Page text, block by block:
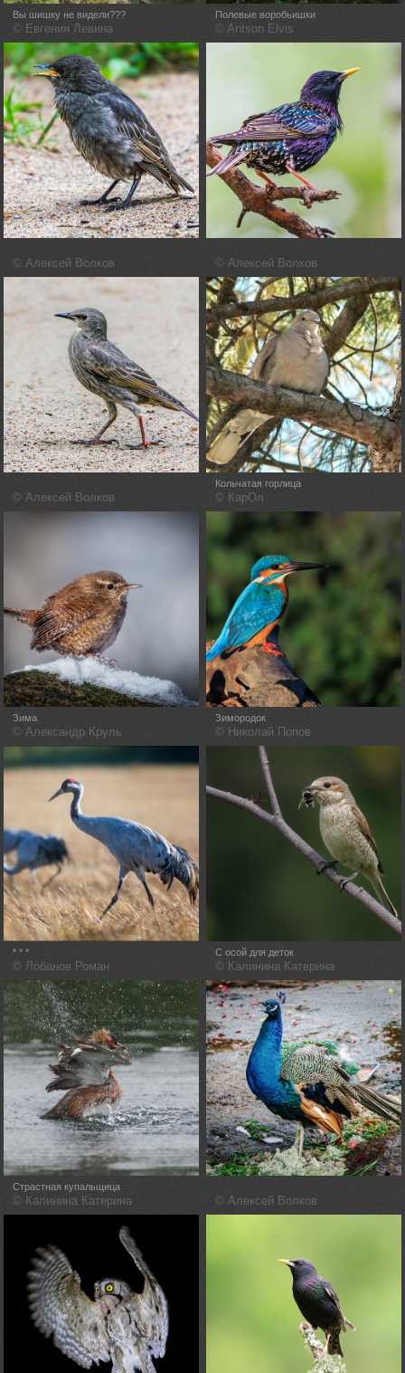
Вы шишку не видели???
© Евгения Левина
Полевые воробьишки
© Antson Elvis
© Алексей Волков © Алексей Волков
© Алексей Волков
Кольчатая горлица
© КарОл
Зима
© Александр Круль
Зимородок
© Николай Попов
* * *
© Лобанов Роман
С осой для деток
© Калинина Катерина
Страстная купальщица
© Калинина Катерина © Алексей Волков